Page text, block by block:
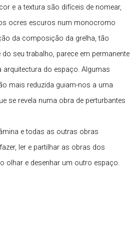
e a textura são difíceis de nomear,
ocres escuros num monocromo
da composição da grelha, tão
seu trabalho, parece em permanente
arquitectura do espaço. Algumas
mais reduzida guiam-nos a uma
se revela numa obra de perturbantes
e todas as outras obras
ler e partilhar as obras dos
olhar e desenhar um outro espaço.